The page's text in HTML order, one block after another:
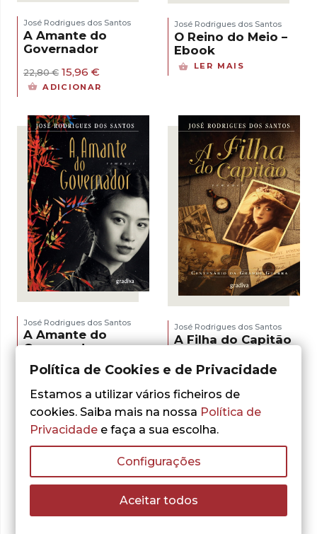
José Rodrigues dos Santos
A Amante do
Governador
22,80€ O
preço
22,80 €.
15,96 €
preço
15,96 €.
ADICIONAR
José Rodrigues dos Santos
O Reino do Meio –
Ebook
LER MAIS
José Rodrigues dos Santos
A Amante do
Governador –
Ebook
José Rodrigues dos Santos
A Filha do Capitão
LER MAIS
Política de Cookies e de Privacidade
Estamos a utilizar vários ficheiros de
cookies. Saiba mais na nossa Política de
Privacidade e faça a sua escolha.
Configurações
Aceitar todos